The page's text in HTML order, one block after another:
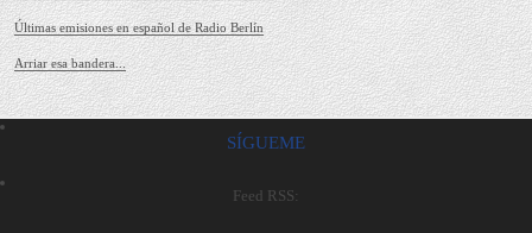
Últimas emisiones en español de Radio Berlín
Arriar esa bandera...
SÍGUEME
Feed RSS: